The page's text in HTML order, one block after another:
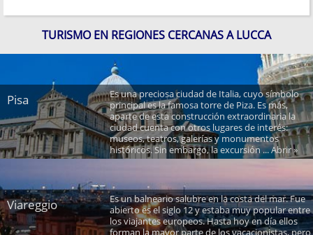
TURISMO EN REGIONES CERCANAS A LUCCA
Pisa
Es una preciosa ciudad de Italia, cuyo símbolo
principal es la famosa torre de Piza. Es más,
aparte de esta construcción extraordinaria la
ciudad cuenta con otros lugares de interés:
museos, teatros, galerías y monumentos
históricos. Sin embargo, la excursión ... Abrir »
Viareggio
Es un balneario salubre en la costa del mar. Fue
abierto es el siglo 12 y estaba muy popular entre
los viajantes europeos. Hasta hoy en día ellos
forman la mayor parte de los vacacionistas, pero